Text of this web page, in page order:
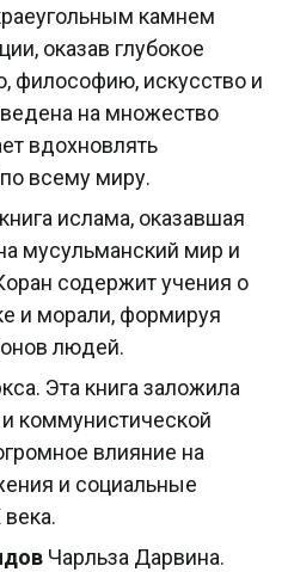
камнем
оказав глубокое
философию, искусство и
на множество
вдохновлять
всему миру.
ислама, оказавшая
мусульманский мир и
содержит учения о
и морали, формируя
людей.
Эта книга заложила
коммунистической
влияние на
и социальные
Чарльза Дарвина.